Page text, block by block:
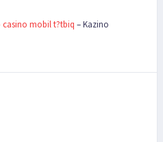
casino mobil t?tbiq – Kazino